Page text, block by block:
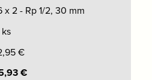
x 2 - Rp 1/2, 30 mm
€
€